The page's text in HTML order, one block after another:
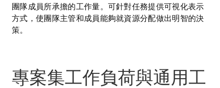
團隊成員所承擔的工作量。可針對任務提供可視化表示
方式，使團隊主管和成員能夠就資源分配做出明智的決
策。
專案集工作負荷與通用工